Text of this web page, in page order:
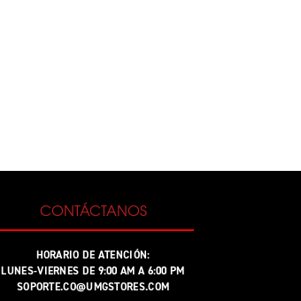
CONTÁCTANOS
HORARIO DE ATENCIÓN:
LUNES-VIERNES DE 9:00 AM A 6:00 PM
SOPORTE.CO@UMGSTORES.COM